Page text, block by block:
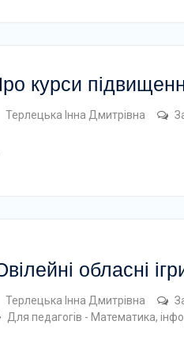
курси
Терлецька Інна Дмитрівна
обласні
Терлецька Інна Дмитрівна
Для педагогів - Математика,